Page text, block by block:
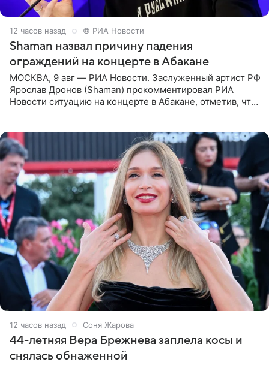
12 часов назад © РИА Новости
Shaman назвал причину падения
ограждений на концерте в Абакане
МОСКВА, 9 авг — РИА Новости. Заслуженный артист РФ
Ярослав Дронов (Shaman) прокомментировал РИА
Новости ситуацию на концерте в Абакане, отметив, что
12 часов назад Соня Жарова
44-летняя Вера Брежнева заплела косы и
снялась обнаженной